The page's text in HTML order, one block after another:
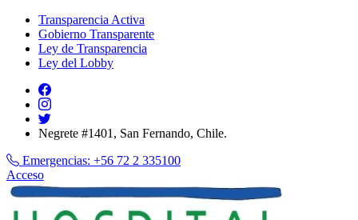
Transparencia Activa
Gobierno Transparente
Ley de Transparencia
Ley del Lobby
Negrete #1401, San Fernando, Chile.
Emergencias: +56 72 2 335100
Acceso